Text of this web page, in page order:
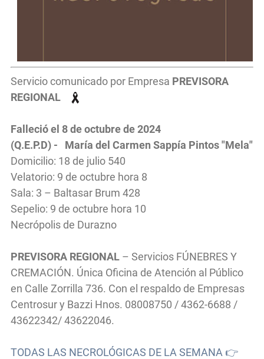
Servicio comunicado por Empresa PREVISORA
REGIONAL
Falleció el 8 de octubre de 2024
(Q.E.P.D) - María del Carmen Sappía Pintos "Mela"
Domicilio: 18 de julio 540
Velatorio: 9 de octubre hora 8
Sala: 3 – Baltasar Brum 428
Sepelio: 9 de octubre hora 10
Necrópolis de Durazno
PREVISORA REGIONAL – Servicios FÚNEBRES Y
CREMACIÓN. Única Oficina de Atención al Público
en Calle Zorrilla 736. Con el respaldo de Empresas
Centrosur y Bazzi Hnos. 08008750 / 4362-6688 /
43622342/ 43622046.
TODAS LAS NECROLÓGICAS DE LA SEMANA 👉